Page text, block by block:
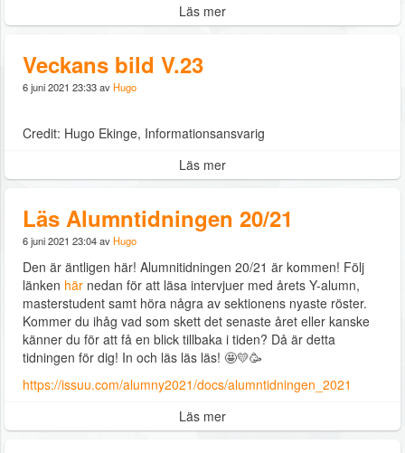
Läs mer
Veckans bild V.23
6 juni 2021 23:33 av Hugo
Credit: Hugo Ekinge, Informationsansvarig
Läs mer
Läs Alumntidningen 20/21
6 juni 2021 23:04 av Hugo
Den är äntligen här! Alumnitidningen 20/21 är kommen! Följ
länken här nedan för att läsa intervjuer med årets Y-alumn,
masterstudent samt höra några av sektionens nyaste röster.
Kommer du ihåg vad som skett det senaste året eller kanske
känner du för att få en blick tillbaka i tiden? Då är detta
tidningen för dig! In och läs läs läs! 🤩💛🥳
https://issuu.com/alumny2021/docs/alumntidningen_2021
Läs mer